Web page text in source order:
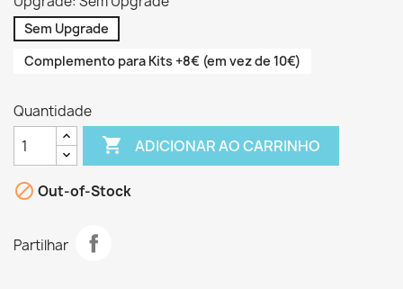
Sem Upgrade
Complemento para Kits +8€ (em vez de 10€)
Quantidade
 ADICIONAR AO CARRINHO
 Out-of-Stock
Partilhar